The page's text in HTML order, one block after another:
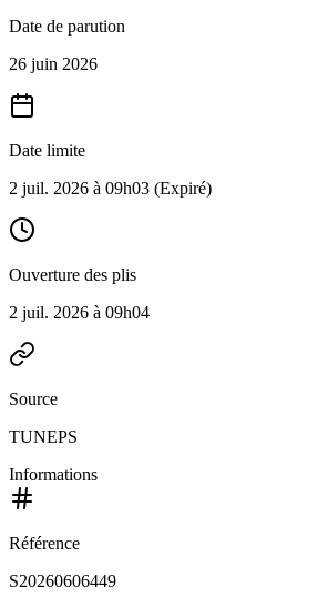
Date de parution
26 juin 2026
Date limite
2 juil. 2026 à 09h03 (Expiré)
Ouverture des plis
2 juil. 2026 à 09h04
Source
TUNEPS
Informations
Référence
S20260606449